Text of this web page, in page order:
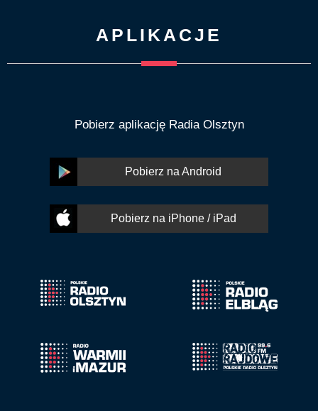
APLIKACJE
Pobierz aplikację Radia Olsztyn
Pobierz na Android
Pobierz na iPhone / iPad